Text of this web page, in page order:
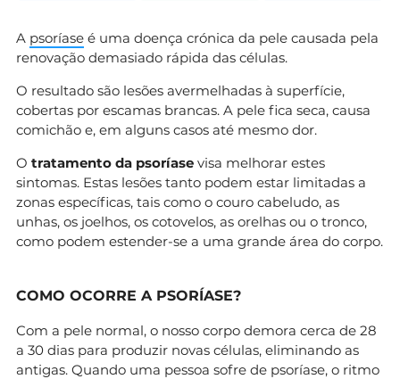
A psoríase é uma doença crónica da pele causada pela
renovação demasiado rápida das células.
O resultado são lesões avermelhadas à superfície,
cobertas por escamas brancas. A pele fica seca, causa
comichão e, em alguns casos até mesmo dor.
O tratamento da psoríase visa melhorar estes
sintomas. Estas lesões tanto podem estar limitadas a
zonas específicas, tais como o couro cabeludo, as
unhas, os joelhos, os cotovelos, as orelhas ou o tronco,
como podem estender-se a uma grande área do corpo.
COMO OCORRE A PSORÍASE?
Com a pele normal, o nosso corpo demora cerca de 28
a 30 dias para produzir novas células, eliminando as
antigas. Quando uma pessoa sofre de psoríase, o ritmo